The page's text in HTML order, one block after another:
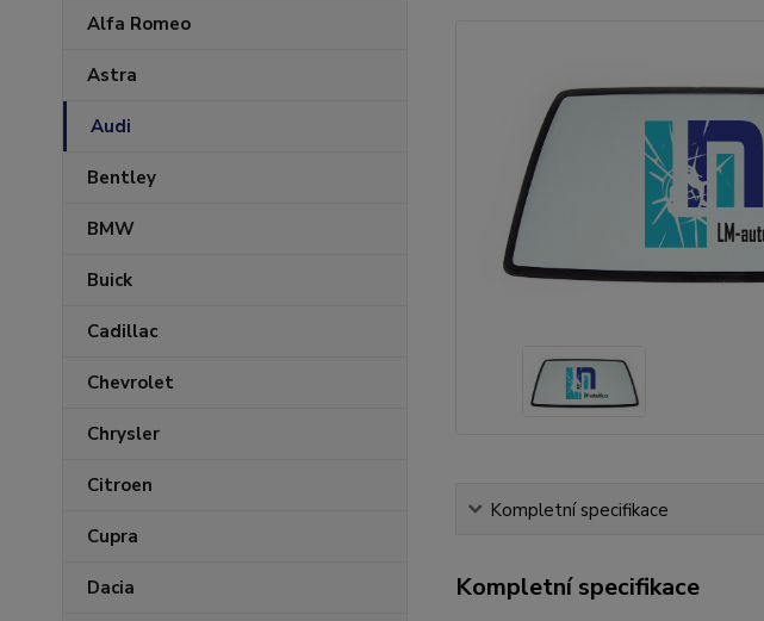
Alfa Romeo
Astra
Audi
Bentley
BMW
Buick
Cadillac
Chevrolet
Chrysler
Citroen
Cupra
Dacia
Kompletní specifikace
Kompletní specifikace